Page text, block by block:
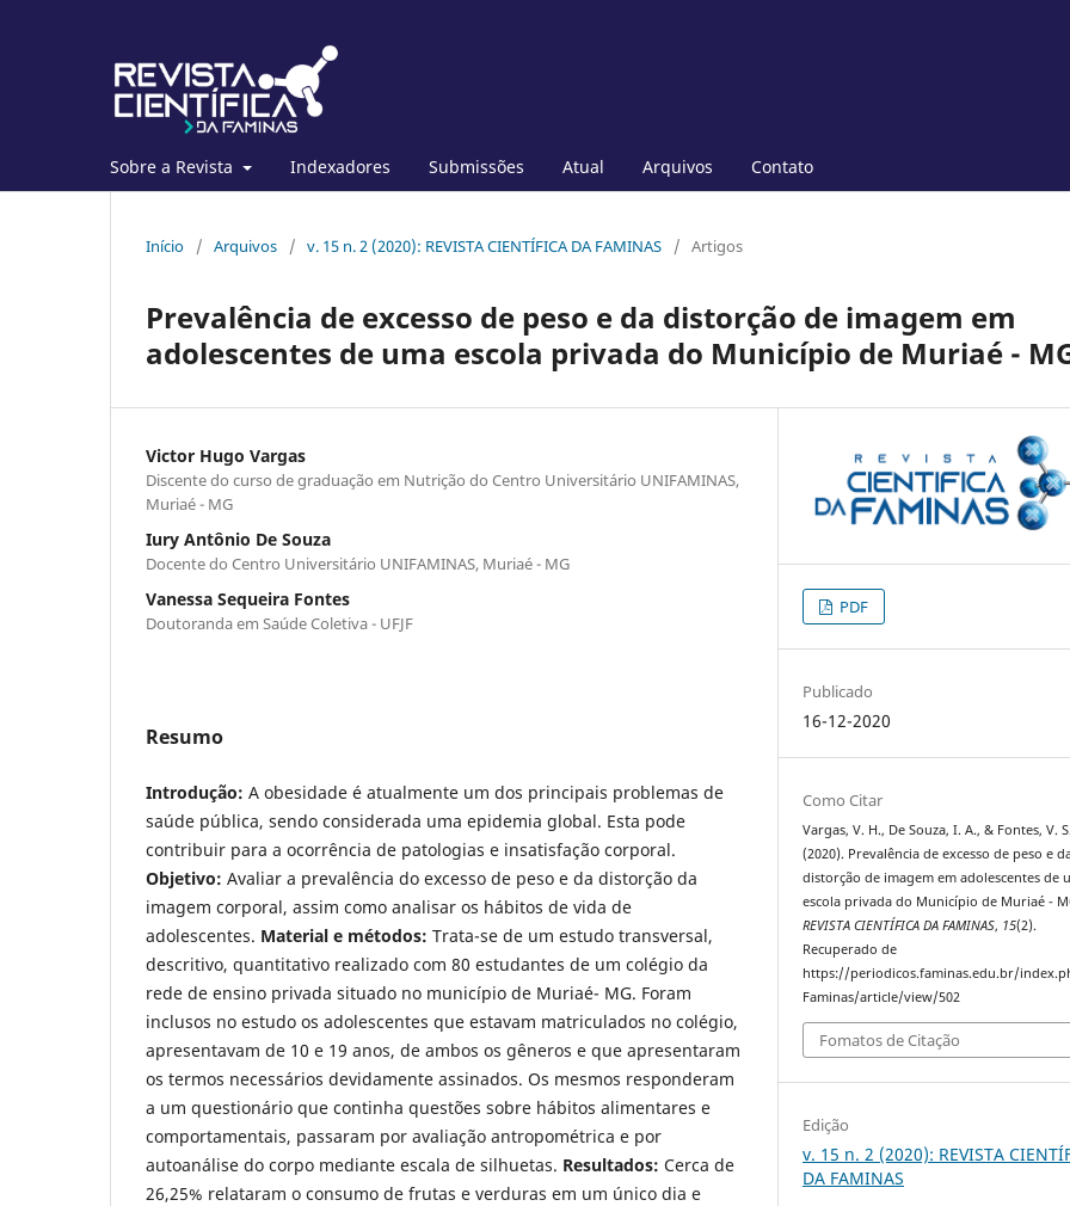
Sobre a Revista Indexadores Submissões Atual Arquivos Contato
Início / Arquivos / v. 15 n. 2 (2020): REVISTA CIENTÍFICA DA FAMINAS / Artigos
Prevalência de excesso de peso e da distorção de imagem em
adolescentes de uma escola privada do Município de Muriaé -
Victor Hugo Vargas
Discente do curso de graduação em Nutrição do Centro Universitário UNIFAMINAS,
Muriaé - MG
Iury Antônio De Souza
Docente do Centro Universitário UNIFAMINAS, Muriaé - MG
Vanessa Sequeira Fontes
Doutoranda em Saúde Coletiva - UFJF
Resumo
Introdução: A obesidade é atualmente um dos principais problemas de
saúde pública, sendo considerada uma epidemia global. Esta pode
contribuir para a ocorrência de patologias e insatisfação corporal.
Objetivo: Avaliar a prevalência do excesso de peso e da distorção da
imagem corporal, assim como analisar os hábitos de vida de
adolescentes. Material e métodos: Trata-se de um estudo transversal,
descritivo, quantitativo realizado com 80 estudantes de um colégio da
rede de ensino privada situado no município de Muriaé- MG. Foram
inclusos no estudo os adolescentes que estavam matriculados no colégio,
apresentavam de 10 e 19 anos, de ambos os gêneros e que apresentaram
os termos necessários devidamente assinados. Os mesmos responderam
a um questionário que continha questões sobre hábitos alimentares e
comportamentais, passaram por avaliação antropométrica e por
autoanálise do corpo mediante escala de silhuetas. Resultados: Cerca de
26,25% relataram o consumo de frutas e verduras em um único dia e
PDF
Publicado
16-12-2020
Como Citar
Vargas, V. H., De Souza, I. A., & Fontes, V. S.
(2020). Prevalência de excesso de peso e
distorção de imagem em adolescentes de
escola privada do Município de Muriaé -
REVISTA CIENTÍFICA DA FAMINAS, 15(2).
Recuperado de
https://periodicos.faminas.edu.br/
Faminas/article/view/502
Fomatos de Citação
Edição
v. 15 n. 2 (2020): REVISTA
DA FAMINAS